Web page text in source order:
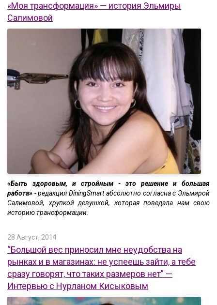
«Моя трансформация» — история Эльмиры
Салимовой
«Быть здоровым, и стройным - это решение и большая
работа» - редакция DiningSmart абсолютно согласна с Эльмирой
Салимовой, хрупкой девушкой, которая поведала нам свою
историю трансформации.
28 Август, 2014
“Большой вес приносил мне неудобства на
рынках и в магазинах: не успеешь зайти, а тебе
сразу говорят, что таких размеров нет” —
Интервью с Нурланом Кисыковым